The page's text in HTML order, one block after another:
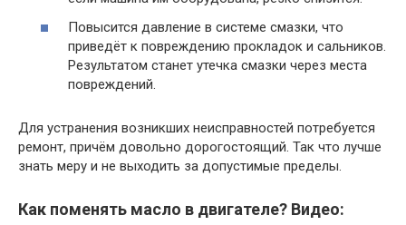
Повысится давление в системе смазки, что
приведёт к повреждению прокладок и сальников.
Результатом станет утечка смазки через места
повреждений.
Для устранения возникших неисправностей потребуется
ремонт, причём довольно дорогостоящий. Так что лучше
знать меру и не выходить за допустимые пределы.
Как поменять масло в двигателе? Видео: